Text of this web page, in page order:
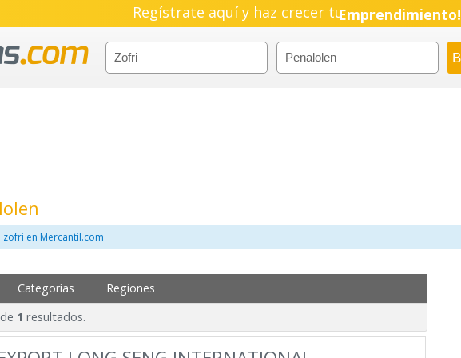
Regístrate aquí y haz crecer tuEmprendimiento!
en Mercantil.com
Categorías Regiones
de 1 resultados.